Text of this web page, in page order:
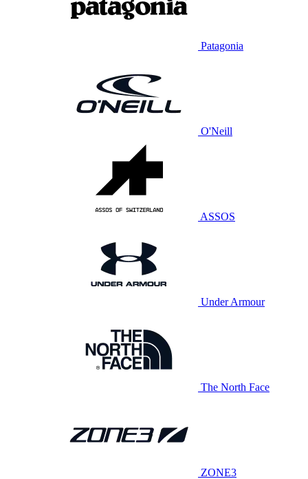
Patagonia
O'Neill
ASSOS
Under Armour
The North Face
ZONE3